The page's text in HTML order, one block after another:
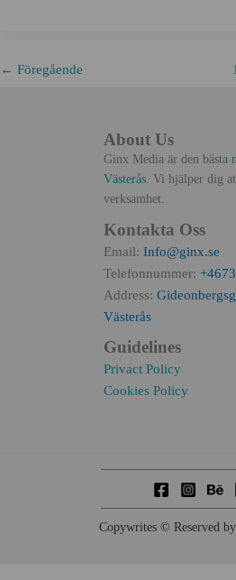
organisk
← Föregående 1
About Us
Ginx Media är den bästa
Västerås . Vi hjälper dig
verksamhet.
Kontakta Oss
Email: Info@ginx.se
Telefonnummer:
Address:
Västerås
Guidelines
Privact Policy
Cookies Policy
Copywrites © Reserved by